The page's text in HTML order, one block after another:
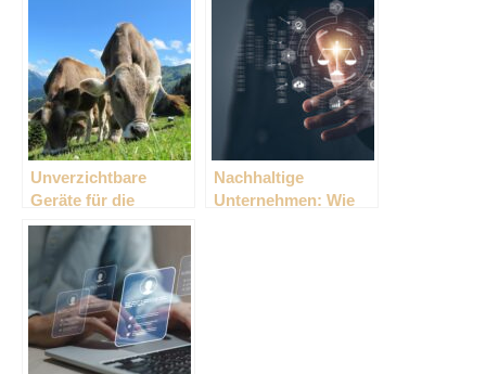
Unverzichtbare
Geräte für die
Landtechnik – das
sind die Basics
Nachhaltige
Unternehmen: Wie